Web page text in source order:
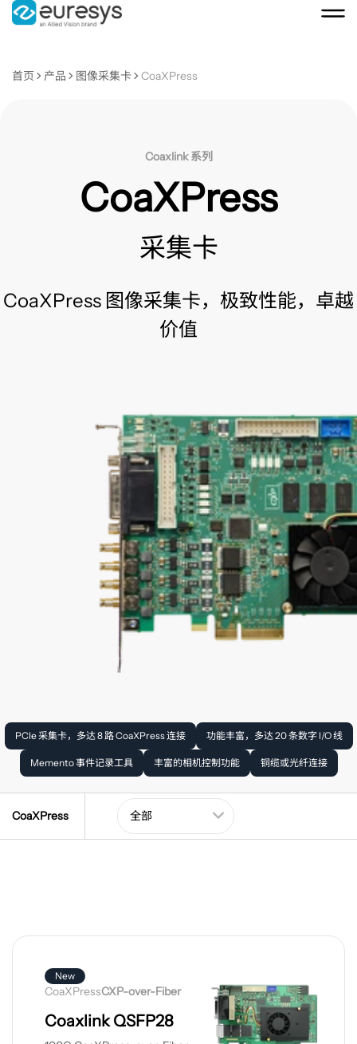
首页 产品 图像采集卡 CoaXPress
Coaxlink 系列
CoaXPress
采集卡
CoaXPress 图像采集卡，极致性能，卓越
价值
PCIe 采集卡，多达 8 路 CoaXPress 连接 功能丰富，多达 20 条数字 I/O 线
Memento 事件记录工具 丰富的相机控制功能 铜缆或光纤连接
CoaXPress
查
New
CoaXPressCXP-over-Fiber
Coaxlink QSFP28